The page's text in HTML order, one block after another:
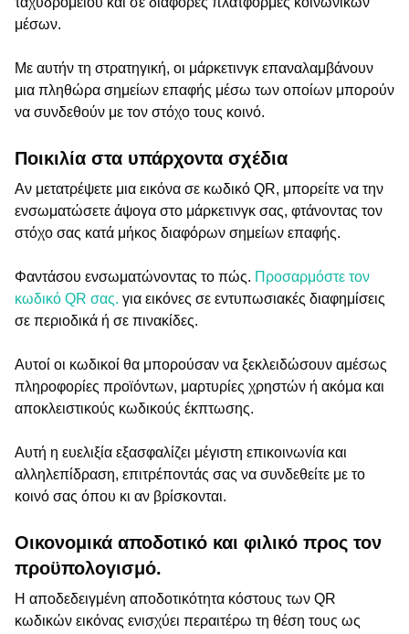
μέσων.
Με αυτήν τη στρατηγική, οι μάρκετινγκ επαναλαμβάνουν
μια πληθώρα σημείων επαφής μέσω των οποίων μπορούν
να συνδεθούν με τον στόχο τους κοινό.
Ποικιλία στα υπάρχοντα σχέδια
Αν μετατρέψετε μια εικόνα σε κωδικό QR, μπορείτε να την
ενσωματώσετε άψογα στο μάρκετινγκ σας, φτάνοντας τον
στόχο σας κατά μήκος διαφόρων σημείων επαφής.
Φαντάσου ενσωματώνοντας το πώς. Προσαρμόστε τον
κωδικό QR σας. για εικόνες σε εντυπωσιακές διαφημίσεις
σε περιοδικά ή σε πινακίδες.
Αυτοί οι κωδικοί θα μπορούσαν να ξεκλειδώσουν αμέσως
πληροφορίες προϊόντων, μαρτυρίες χρηστών ή ακόμα και
αποκλειστικούς κωδικούς έκπτωσης.
Αυτή η ευελιξία εξασφαλίζει μέγιστη επικοινωνία και
αλληλεπίδραση, επιτρέποντάς σας να συνδεθείτε με το
κοινό σας όπου κι αν βρίσκονται.
Οικονομικά αποδοτικό και φιλικό προς τον
προϋπολογισμό.
Η αποδεδειγμένη αποδοτικότητα κόστους των QR
κωδικών εικόνας ενισχύει περαιτέρω τη θέση τους ως